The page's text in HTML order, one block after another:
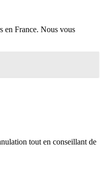
en France. Nous vous
tout en conseillant de